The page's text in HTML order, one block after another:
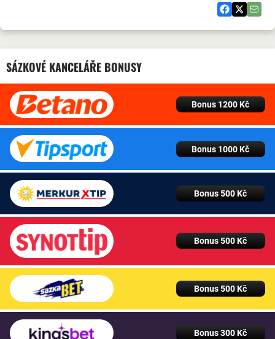
SÁZKOVÉ KANCELÁŘE BONUSY
Bonus 1200 Kč
Bonus 1000 Kč
Bonus 500 Kč
Bonus 500 Kč
Bonus 500 Kč
Bonus 300 Kč